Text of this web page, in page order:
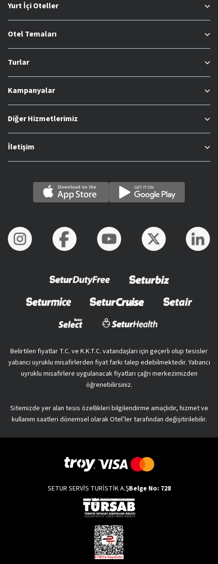
Yurt İçi Oteller
Otel Temaları
Turlar
Kampanyalar
Diğer Hizmetlerimiz
İletişim
Belirtilen fiyatlar T.C. ve K.K.T.C. vatandaşları için geçerli olup tesisler
yabancı uyruklu misafirlerden fiyat farkı talep edebilmektedir. Yabancı
uyruklu misafirlere uygulanacak fiyatları çağrı merkezimizden
öğrenebilirsiniz.
Sitemizde yer alan tesis özellikleri bilgilendirme amaçlıdır, hizmet ve
kullanım saatleri dönemsel olarak Otel’ler tarafından değişitirilebilir.
SETUR SERVİS TURİSTİK A.ŞBelge No: 728